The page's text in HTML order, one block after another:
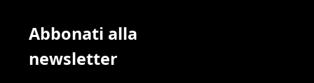
Abbonati alla
newsletter